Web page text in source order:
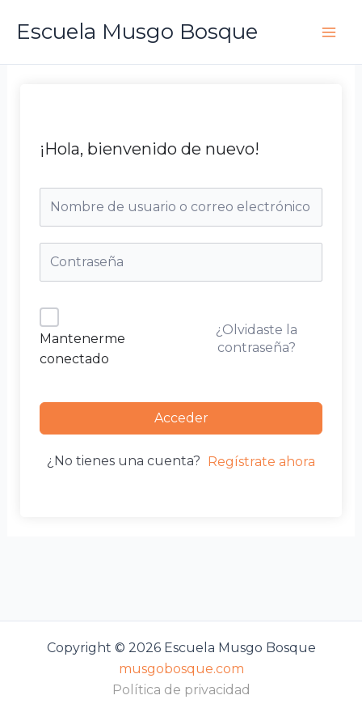
Escuela Musgo Bosque
¡Hola, bienvenido de nuevo!
Mantenerme
conectado
¿Olvidaste la
contraseña?
Acceder
¿No tienes una cuenta? Regístrate ahora
Copyright © 2026 Escuela Musgo Bosque
musgobosque.com
Política de privacidad